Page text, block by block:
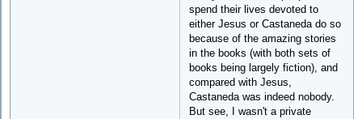
spend their lives devoted to
either Jesus or Castaneda do so
because of the amazing stories
in the books (with both sets of
books being largely fiction), and
compared with Jesus,
Castaneda was indeed nobody.
But see, I wasn't a private